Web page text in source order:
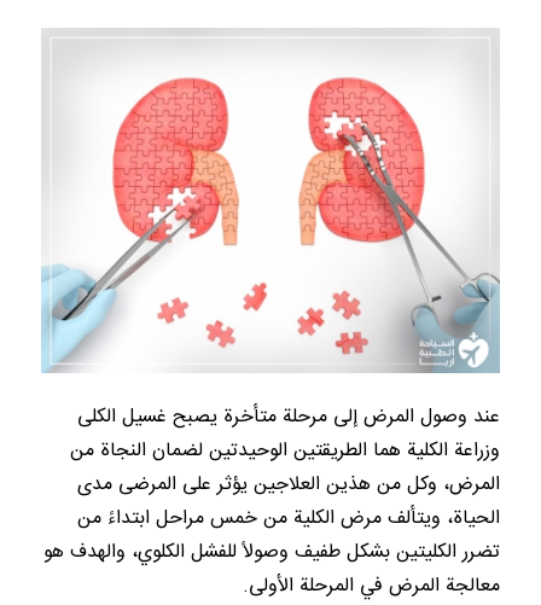
عند وصول المرض إلى مرحلة متأخرة يصبح غسيل الكلى
وزراعة الكلية هما الطريقتين الوحيدتين لضمان النجاة من
المرض، وكل من هذين العلاجين يؤثر على المرضى مدى
الحياة، ويتألف مرض الكلية من خمس مراحل ابتداءً من
تضرر الكليتين بشكل طفيف وصولاً للفشل الكلوي، والهدف هو
معالجة المرض في المرحلة الأولى.